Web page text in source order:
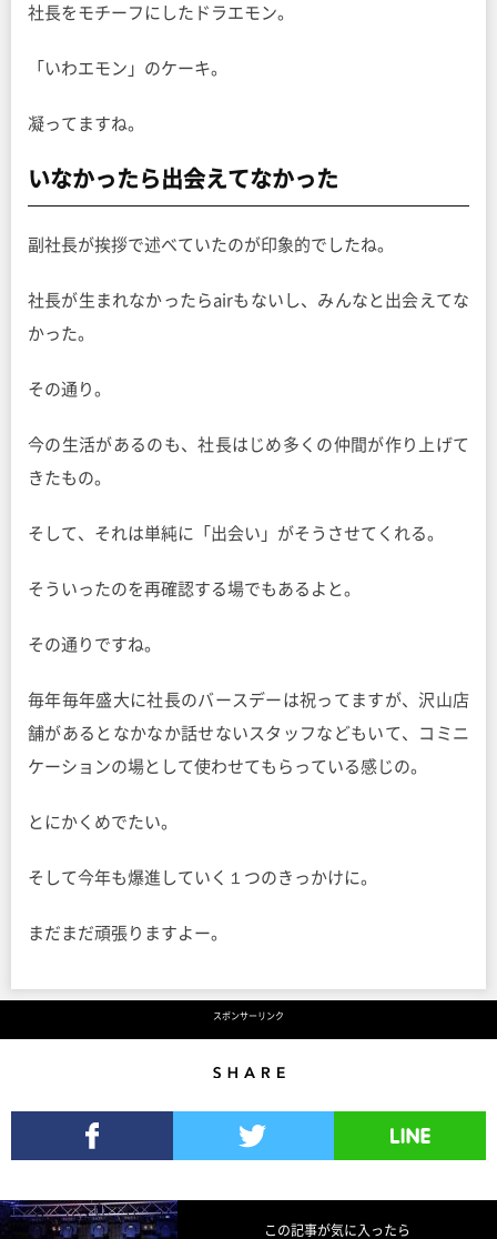
社長をモチーフにしたドラエモン。
「いわエモン」のケーキ。
凝ってますね。
いなかったら出会えてなかった
副社長が挨拶で述べていたのが印象的でしたね。
社長が生まれなかったらairもないし、みんなと出会えてな
かった。
その通り。
今の生活があるのも、社長はじめ多くの仲間が作り上げて
きたもの。
そして、それは単純に「出会い」がそうさせてくれる。
そういったのを再確認する場でもあるよと。
その通りですね。
毎年毎年盛大に社長のバースデーは祝ってますが、沢山店
舗があるとなかなか話せないスタッフなどもいて、コミニ
ケーションの場として使わせてもらっている感じの。
とにかくめでたい。
そして今年も爆進していく１つのきっかけに。
まだまだ頑張りますよー。
スポンサーリンク
この記事が気に入ったら